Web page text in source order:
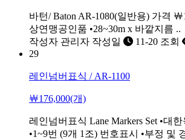
바턴/ Baton AR-1080(일반용) 가격
상연맹공인품 •28~30m x 바깥지름 ..
작성자 관리자 작성일 11-20 조회
29
레인넘버표식 / AR-1100
￦176,000(개)
레인넘버표식 Lane Markers Set •대
•1~9번 (9개 1조) 번호표시 •부정 및